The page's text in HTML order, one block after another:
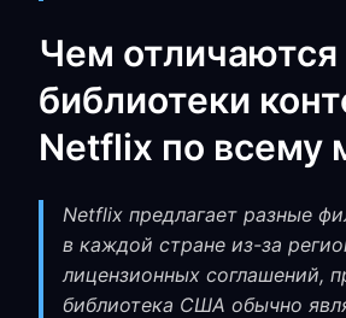
Чем отличаются
библиотеки
Netflix по всему
Netflix предлагает разные
в каждой стране из-за
лицензионных соглашений,
библиотека США обычно